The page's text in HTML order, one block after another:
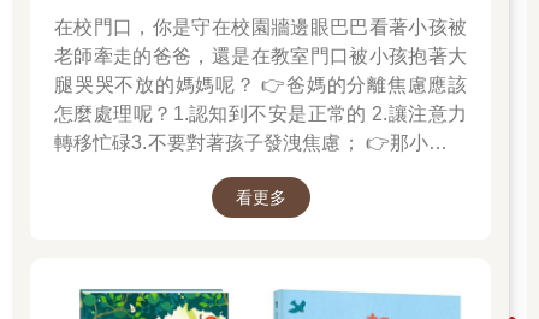
在校門口，你是守在校園牆邊眼巴巴看著小孩被
老師牽走的爸爸，還是在教室門口被小孩抱著大
腿哭哭不放的媽媽呢？ 👉爸媽的分離焦慮應該
怎麼處理呢？1.認知到不安是正常的 2.讓注意力
轉移忙碌3.不要對著孩子發洩焦慮； 👉那小朋友
也許是熟悉的玩偶增加安全感 2.與孩子分開時請
孩子一起迎接成長的過程！真是太好了！ 🎉金石
看更多